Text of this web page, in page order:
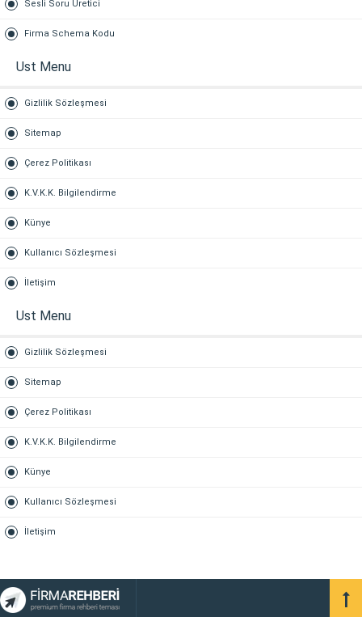
Sesli Soru Üretici
Firma Schema Kodu
Ust Menu
Gizlilik Sözleşmesi
Sitemap
Çerez Politikası
K.V.K.K. Bilgilendirme
Künye
Kullanıcı Sözleşmesi
İletişim
Ust Menu
Gizlilik Sözleşmesi
Sitemap
Çerez Politikası
K.V.K.K. Bilgilendirme
Künye
Kullanıcı Sözleşmesi
İletişim